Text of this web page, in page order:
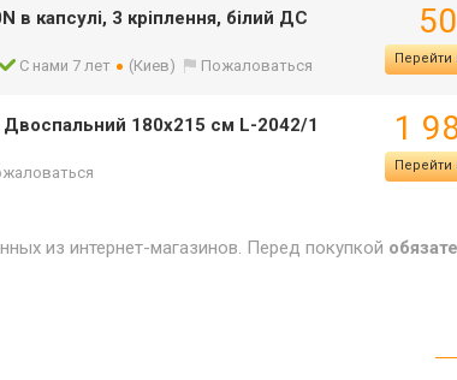
капсулі, 3 кріплення, білий ДС
С нами 7 лет (Киев) Пожаловаться
50
Перейти
Двоспальний 180х215 см L-2042/1
1
Перейти
из интернет-магазинов. Перед покупкой